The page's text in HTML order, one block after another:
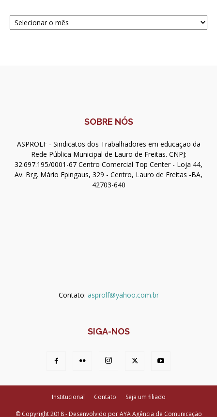
Navegue
SOBRE NÓS
ASPROLF - Sindicatos dos Trabalhadores em educação da
Rede Pública Municipal de Lauro de Freitas. CNPJ:
32.697.195/0001-67 Centro Comercial Top Center - Loja 44,
Av. Brg. Mário Epingaus, 329 - Centro, Lauro de Freitas -BA,
42703-640
Contato: asprolf@yahoo.com.br
SIGA-NOS
Institucional Contato Seja um filiado
© Copyright 2018 - Desenvolvido por AYA Agência de Comunicação